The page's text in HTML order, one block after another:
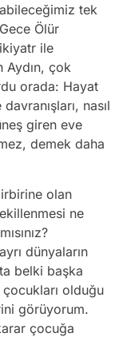
tek
Ölür
ile
çok
orada: Hayat
nasıl
giren eve
demek daha
olan
ne
dünyaların
belki başka
olduğu
görüyorum.
çocuğa